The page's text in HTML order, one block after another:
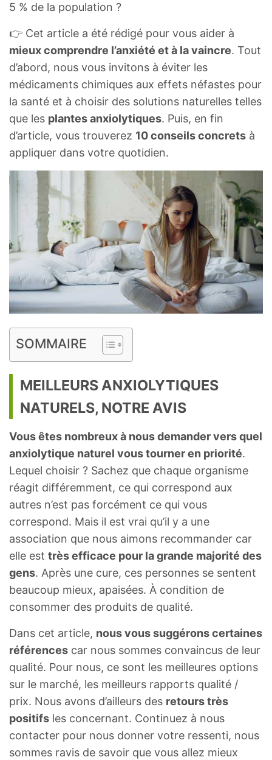
5 % de la population ?
👉 Cet article a été rédigé pour vous aider à
mieux comprendre l’anxiété et à la vaincre. Tout
d’abord, nous vous invitons à éviter les
médicaments chimiques aux effets néfastes pour
la santé et à choisir des solutions naturelles telles
que les plantes anxiolytiques. Puis, en fin
d’article, vous trouverez 10 conseils concrets à
appliquer dans votre quotidien.
SOMMAIRE
MEILLEURS ANXIOLYTIQUES
NATURELS, NOTRE AVIS
Vous êtes nombreux à nous demander vers quel
anxiolytique naturel vous tourner en priorité.
Lequel choisir ? Sachez que chaque organisme
réagit différemment, ce qui correspond aux
autres n’est pas forcément ce qui vous
correspond. Mais il est vrai qu’il y a une
association que nous aimons recommander car
elle est très efficace pour la grande majorité des
gens. Après une cure, ces personnes se sentent
beaucoup mieux, apaisées. À condition de
consommer des produits de qualité.
Dans cet article, nous vous suggérons certaines
références car nous sommes convaincus de leur
qualité. Pour nous, ce sont les meilleures options
sur le marché, les meilleurs rapports qualité /
prix. Nous avons d’ailleurs des retours très
positifs les concernant. Continuez à nous
contacter pour nous donner votre ressenti, nous
sommes ravis de savoir que vous allez mieux